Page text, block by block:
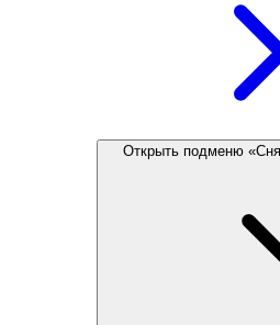
Открыть подменю